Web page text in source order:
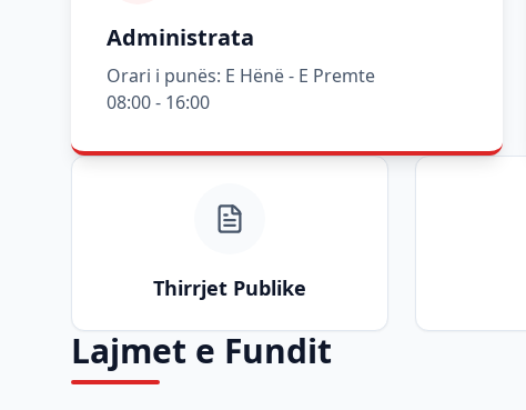
Administrata
Orari i punës: E Hënë - E Premte
08:00 - 16:00
Thirrjet Publike
Lajmet e Fundit